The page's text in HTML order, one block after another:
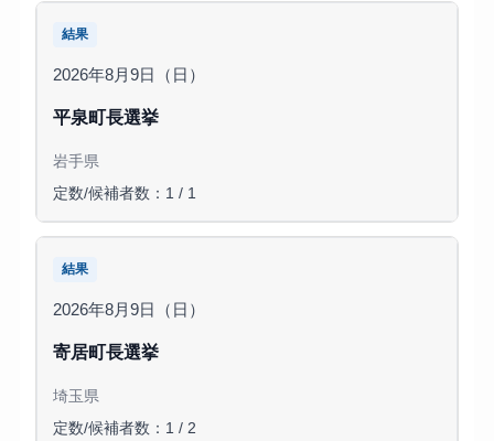
結果
2026年8月9日（日）
平泉町長選挙
岩手県
定数/候補者数：1 / 1
結果
2026年8月9日（日）
寄居町長選挙
埼玉県
定数/候補者数：1 / 2